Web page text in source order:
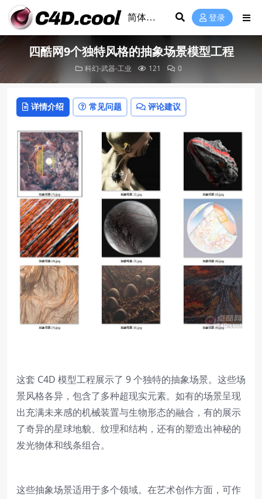
登录
四酷网9个独特风格的抽象场景模型工程
科幻-武器-工业 121 0
详情介绍 常见问题 评论建议
这套 C4D 模型工程展示了 9 个独特的抽象场景。这些场
景风格各异，包含了多种超现实元素。如有的场景呈现
出充满未来感的机械装置与生物形态的融合，有的展示
了奇异的星球地貌、纹理和结构，还有的塑造出神秘的
发光物体和线条组合。
这些抽象场景适用于多个领域。在艺术创作方面，可作